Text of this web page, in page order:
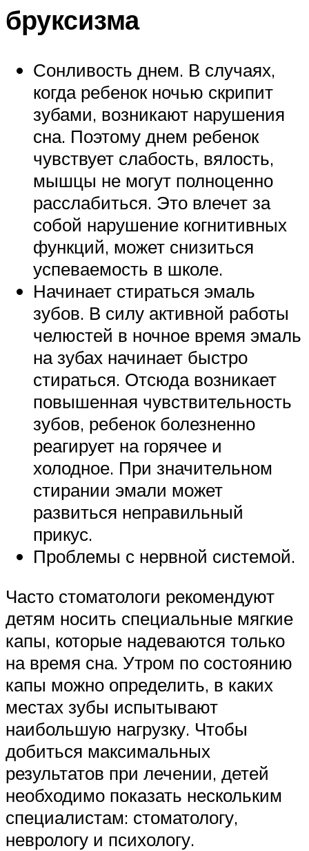
бруксизма
Сонливость днем. В случаях,
когда ребенок ночью скрипит
зубами, возникают нарушения
сна. Поэтому днем ребенок
чувствует слабость, вялость,
мышцы не могут полноценно
расслабиться. Это влечет за
собой нарушение когнитивных
функций, может снизиться
успеваемость в школе.
Начинает стираться эмаль
зубов. В силу активной работы
челюстей в ночное время эмаль
на зубах начинает быстро
стираться. Отсюда возникает
повышенная чувствительность
зубов, ребенок болезненно
реагирует на горячее и
холодное. При значительном
стирании эмали может
развиться неправильный
прикус.
Проблемы с нервной системой.
Часто стоматологи рекомендуют
детям носить специальные мягкие
капы, которые надеваются только
на время сна. Утром по состоянию
капы можно определить, в каких
местах зубы испытывают
наибольшую нагрузку. Чтобы
добиться максимальных
результатов при лечении, детей
необходимо показать нескольким
специалистам: стоматологу,
неврологу и психологу.